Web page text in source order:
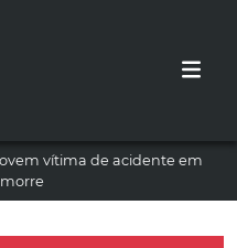
vítima de acidente em